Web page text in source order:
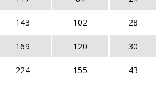
143 102 28
169 120 30
224 155 43